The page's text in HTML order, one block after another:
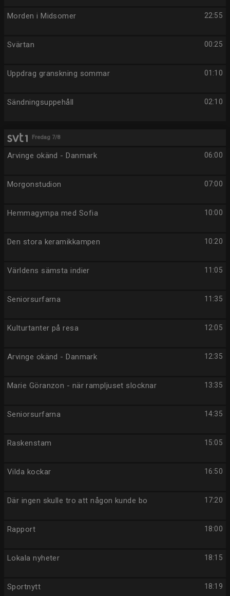
22:55
Morden i Midsomer
00:25
Svärtan
01:10
Uppdrag granskning sommar
02:10
Sändningsuppehåll
Fredag 7/8
06:00
Arvinge okänd - Danmark
07:00
Morgonstudion
10:00
Hemmagympa med Sofia
10:20
Den stora keramikkampen
11:05
Världens sämsta indier
11:35
Seniorsurfarna
12:05
Kulturtanter på resa
12:35
Arvinge okänd - Danmark
13:35
Marie Göranzon - när rampljuset slocknar
14:35
Seniorsurfarna
15:05
Raskenstam
16:50
Vilda kockar
17:20
Där ingen skulle tro att någon kunde bo
18:00
Rapport
18:15
Lokala nyheter
18:19
Sportnytt